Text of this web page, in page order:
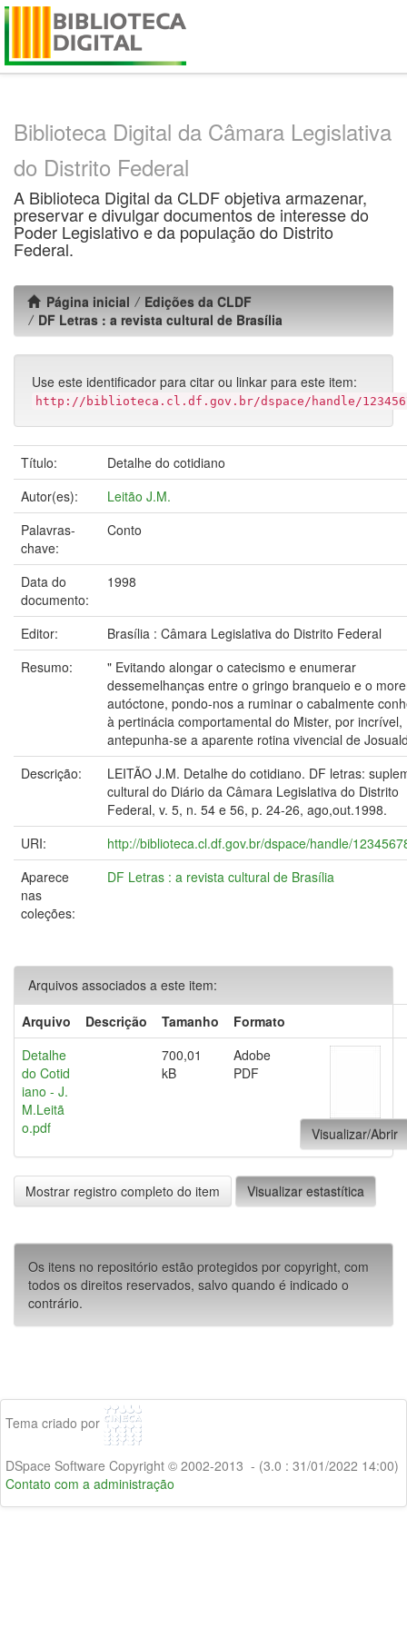
Skip
Biblioteca Digital da Câmara Legislativa
do Distrito Federal
A Biblioteca Digital da CLDF objetiva armazenar,
preservar e divulgar documentos de interesse do
Poder Legislativo e da população do Distrito
Federal.
Página inicial
Edições da CLDF
DF Letras : a revista cultural de Brasília
Use este identificador para citar ou linkar para este item:
http://biblioteca.cl.df.gov.br/dspace/handle/
Título:
Detalhe do cotidiano
Autor(es):
Leitão J.M.
Palavras-
chave:
Conto
Data do
documento:
1998
Editor:
Brasília : Câmara Legislativa do Distrito Federal
Resumo:
" Evitando alongar o catecismo e enumerar
dessemelhanças entre o gringo branqueio e o
autóctone, pondo-nos a ruminar o cabalmente
à pertinácia comportamental do Mister, por incrível,
antepunha-se a aparente rotina vivencial de
Descrição:
LEITÃO J.M. Detalhe do cotidiano. DF letras:
cultural do Diário da Câmara Legislativa do Distrito
Federal, v. 5, n. 54 e 56, p. 24-26, ago,out.1998.
URI:
http://biblioteca.cl.df.gov.br/dspace/handle/
Aparece
nas
coleções:
DF Letras : a revista cultural de Brasília
Arquivos associados a este item:
Arquivo
Descrição Tamanho
Formato
Detalhe
do Cotid
iano - J.
M.Leitã
o.pdf
700,01
kB
Adobe
PDF
Visualizar/Abrir
Mostrar registro completo do item Visualizar estastítica
Os itens no repositório estão protegidos por copyright, com
todos os direitos reservados, salvo quando é indicado o
contrário.
Tema criado por
DSpace Software Copyright © 2002-2013 - (3.0 : 31/01/2022 14:00)
Contato com a administração